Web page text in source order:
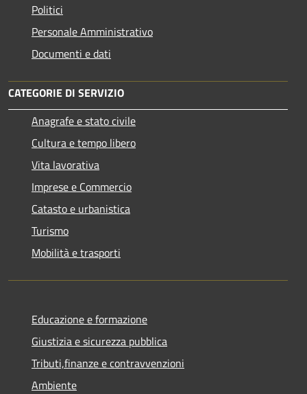
Politici
Personale Amministrativo
Documenti e dati
CATEGORIE DI SERVIZIO
Anagrafe e stato civile
Cultura e tempo libero
Vita lavorativa
Imprese e Commercio
Catasto e urbanistica
Turismo
Mobilità e trasporti
Educazione e formazione
Giustizia e sicurezza pubblica
Tributi,finanze e contravvenzioni
Ambiente